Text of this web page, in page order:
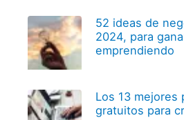
52 ideas de
2024, para
emprendiendo
Los 13 mejores
gratuitos para